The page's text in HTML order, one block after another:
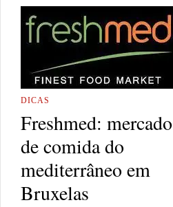
DICAS
Freshmed: mercado
de comida do
mediterrâneo em
Bruxelas